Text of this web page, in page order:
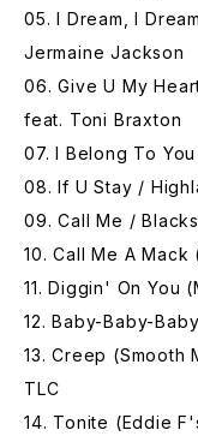
05. I Dream, I
Jermaine Jackson
06. Give U My
feat. Toni Braxton
07. I Belong To
08. If U Stay /
09. Call Me /
10. Call Me A
11. Diggin' On You
12. Baby-Baby-
13. Creep (Smooth
TLC
14. Tonite (Eddie